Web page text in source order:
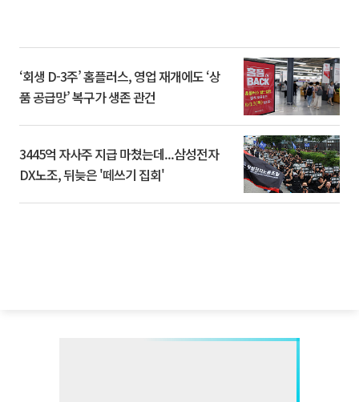
‘회생 D-3주’ 홈플러스, 영업 재개에도 ‘상
품 공급망’ 복구가 생존 관건
3445억 자사주 지급 마쳤는데...삼성전자
DX노조, 뒤늦은 '떼쓰기 집회'